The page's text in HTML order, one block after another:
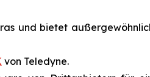
und bietet
von Teledyne.